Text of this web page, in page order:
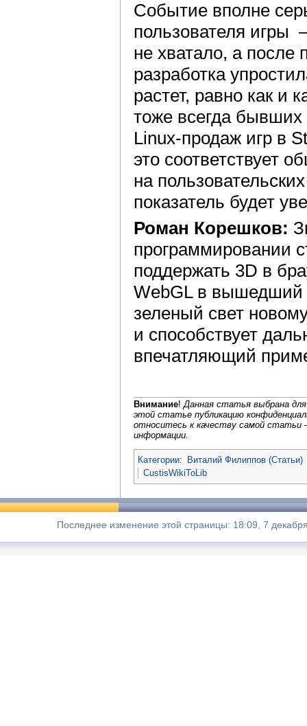
Событие вполне
пользователя игры
не хватало, а после
разработка
растет, равно как и
тоже всегда бывших
Linux-продаж игр в
это соответствует
на
показатель будет
Роман Корешков:
программировании
поддержать 3D в
WebGL в вышедший
зеленый свет
и способствует
впечатляющий
Внимание!Данная статья выбрана
этой статье публикацию
относитесь к качеству самой статьи
информации.
Категории: Виталий Филиппов (Статьи)
CustisWikiToLib
Последнее изменение этой страницы: 18:09, 7